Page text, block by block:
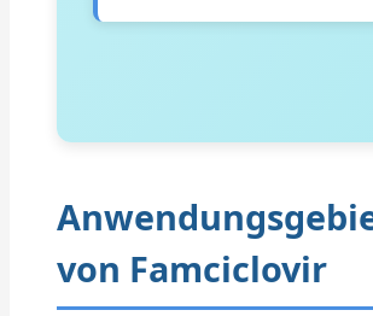
von Famciclovir